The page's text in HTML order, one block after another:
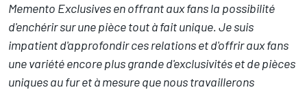
Memento Exclusives en offrant aux fans la possibilité
d'enchérir sur une pièce tout à fait unique. Je suis
impatient d'approfondir ces relations et d'offrir aux fans
une variété encore plus grande d'exclusivités et de pièces
uniques au fur et à mesure que nous travaillerons